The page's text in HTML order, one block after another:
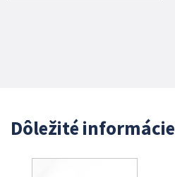
Dôležité informácie